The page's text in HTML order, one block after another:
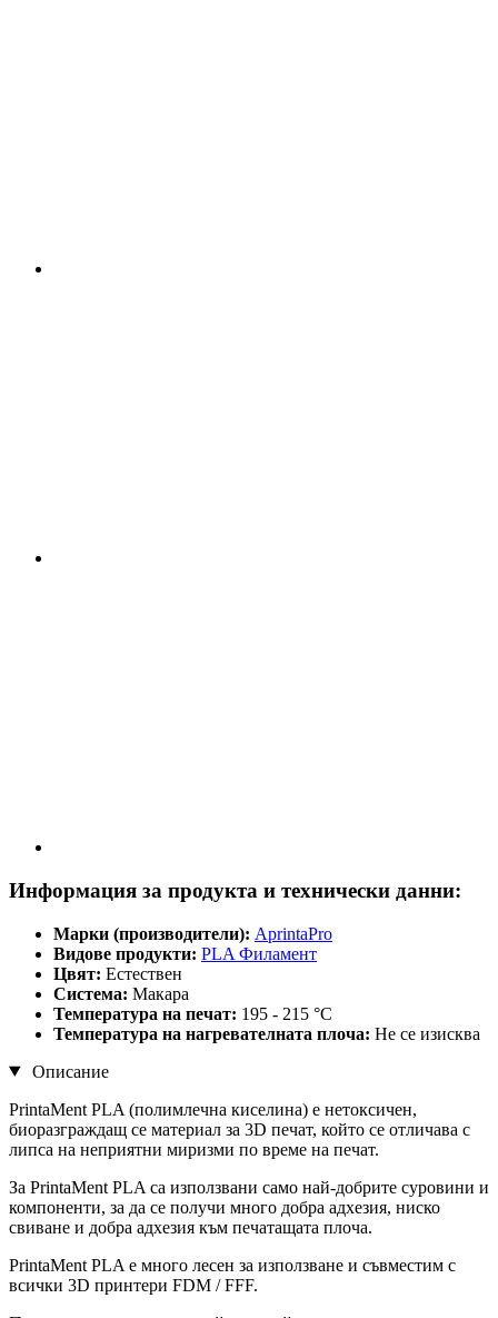
Информация за продукта и технически данни:
Марки (производители): AprintaPro
Видове продукти: PLA Филамент
Цвят: Естествен
Система: Макара
Температура на печат: 195 - 215 °C
Температура на нагревателната плоча: Не се изисква
Описание
PrintaMent PLA (полимлечна киселина) е нетоксичен,
биоразграждащ се материал за 3D печат, който се отличава с
липса на неприятни миризми по време на печат.
За PrintaMent PLA са използвани само най-добрите суровини и
компоненти, за да се получи много добра адхезия, ниско
свиване и добра адхезия към печатащата плоча.
PrintaMent PLA е много лесен за използване и съвместим с
всички 3D принтери FDM / FFF.